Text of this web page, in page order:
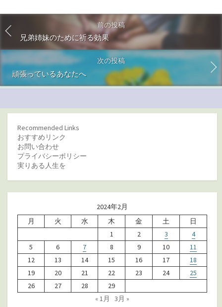
前の投稿
兄弟姉妹のために祈る効果
次の投稿
頑張っているあなたへ
Recommended Links
おすすめリンク
お問い合わせ
プライバシーポリシー
実りある人生を
2024年2月
月
火 水 木 金 土
日
1
2 3
4
5
6 7 8 9 10
11
12
13 14 15 16 17
18
19
20 21 22 23 24
25
26
27 28
29
« 1月
3月 »